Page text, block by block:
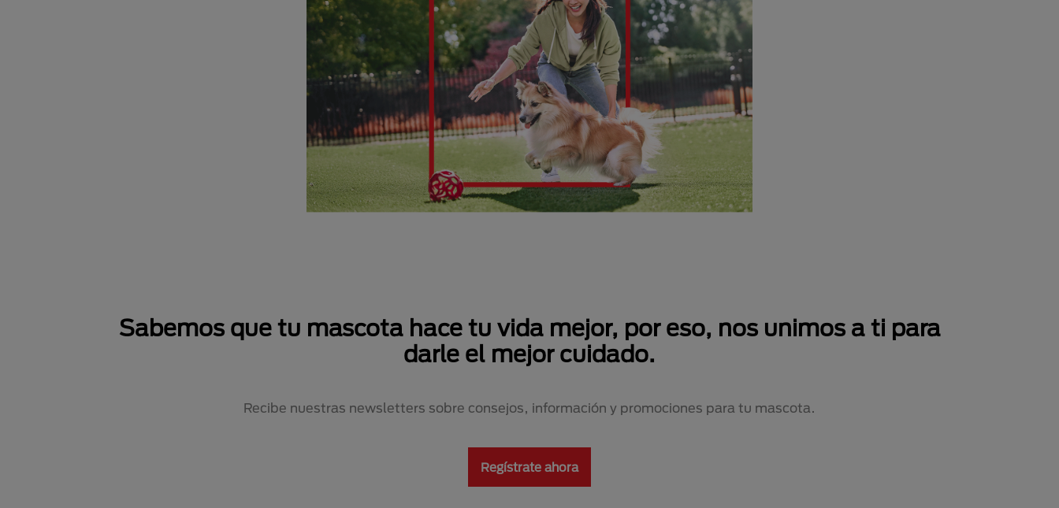
Sabemos que tu mascota hace tu vida mejor, por eso, nos unimos a ti para
darle el mejor cuidado.
Recibe nuestras newsletters sobre consejos, información y promociones para tu mascota.
Regístrate ahora